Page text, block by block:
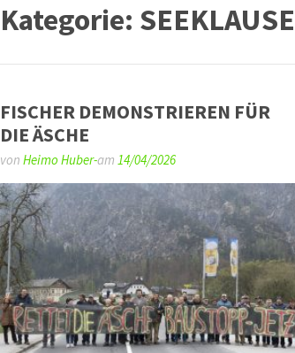
Kategorie: SEEKLAUSE
FISCHER DEMONSTRIEREN FÜR
DIE ÄSCHE
von Heimo Huber-am 14/04/2026